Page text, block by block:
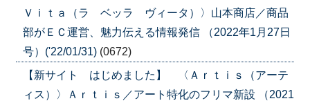
Ｖｉｔａ（ラ ベッラ ヴィータ）〉山本商店／商品
部がＥＣ運営、魅力伝える情報発信 （2022年1月27日
号）('22/01/31) (0672)
【新サイト はじめました】 〈Ａｒｔｉｓ（アーテ
ィス）〉Ａｒｔｉｓ／アート特化のフリマ新設 （2021